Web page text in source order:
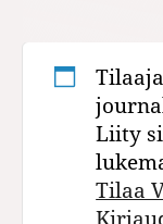
Liity
Tilaa